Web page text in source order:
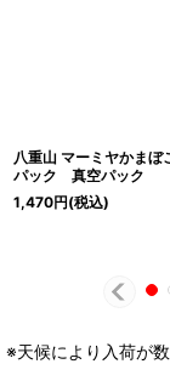
八重山 マーミヤかまぼ
パック 真空パック
1,470円(税込)
※天候により入荷が